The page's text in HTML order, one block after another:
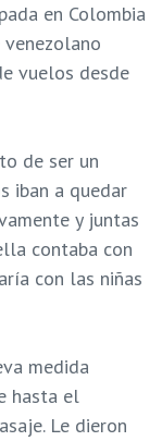
en Colombia
vuelos desde
de ser un
iban a quedar
y juntas
contaba con
con las niñas
medida
hasta el
Le dieron